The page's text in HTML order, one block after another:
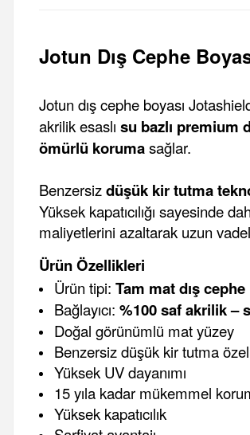
Jotun Dış Cephe
Jotun dış cephe boyası
akrilik esaslı su bazlı premium
ömürlü korumasağlar.
Benzersizdüşük kir tutma
Yüksek kapatıcılığı sayesinde
maliyetlerini azaltarak uzun
Ürün Özellikleri
Ürün tipi: Tam mat dış cephe
Bağlayıcı: %100 saf akrilik –
Doğal görünümlü mat yüzey
Benzersiz düşük kir tutma
Yüksek UV dayanımı
15 yıla kadar mükemmel
Yüksek kapatıcılık